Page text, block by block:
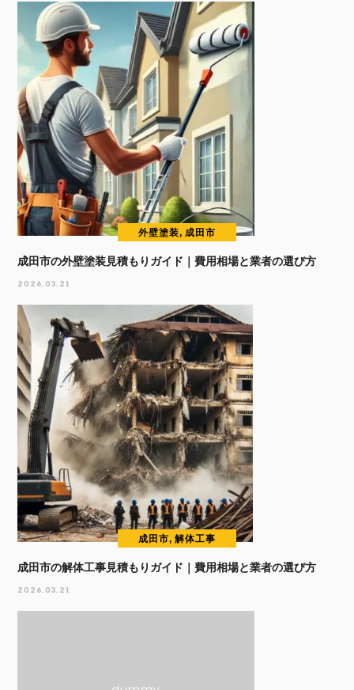
外壁塗装, 成田市
成田市の外壁塗装見積もりガイド｜費用相場と業者の選び方
2026.03.21
成田市, 解体工事
成田市の解体工事見積もりガイド｜費用相場と業者の選び方
2026.03.21